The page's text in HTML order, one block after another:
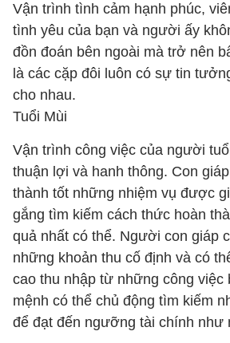
Vận trình tình cảm hạnh phúc,
tình yêu của bạn và người ấy
đồn đoán bên ngoài mà trở nên
là các cặp đôi luôn có sự tin
cho nhau.
Tuổi Mùi
Vận trình công việc của người
thuận lợi và hanh thông. Con
thành tốt những nhiệm vụ được
gắng tìm kiếm cách thức hoàn
quả nhất có thể. Người con giáp
những khoản thu cố định và có
cao thu nhập từ những công việc
mệnh có thể chủ động tìm kiếm
để đạt đến ngưỡng tài chính như